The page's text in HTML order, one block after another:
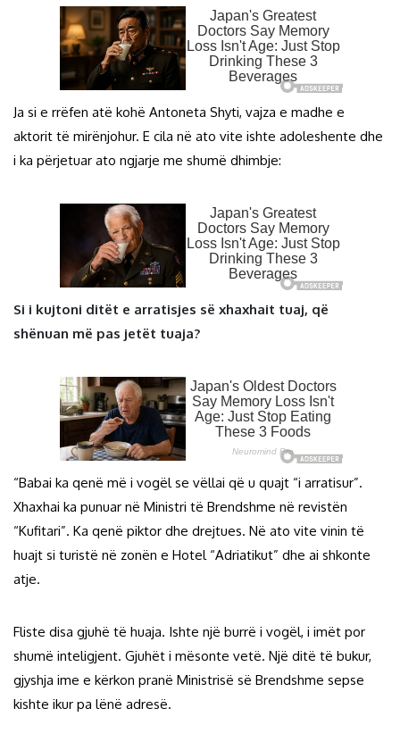
Ja si e rrëfen atë kohë Antoneta Shyti, vajza e madhe e
aktorit të mirënjohur. E cila në ato vite ishte adoleshente dhe
i ka përjetuar ato ngjarje me shumë dhimbje:
Si i kujtoni ditët e arratisjes së xhaxhait tuaj, që
shënuan më pas jetët tuaja?
“Babai ka qenë më i vogël se vëllai që u quajt “i arratisur”.
Xhaxhai ka punuar në Ministri të Brendshme në revistën
“Kufitari”. Ka qenë piktor dhe drejtues. Në ato vite vinin të
huajt si turistë në zonën e Hotel “Adriatikut” dhe ai shkonte
atje.
Fliste disa gjuhë të huaja. Ishte një burrë i vogël, i imët por
shumë inteligjent. Gjuhët i mësonte vetë. Një ditë të bukur,
gjyshja ime e kërkon pranë Ministrisë së Brendshme sepse
kishte ikur pa lënë adresë.